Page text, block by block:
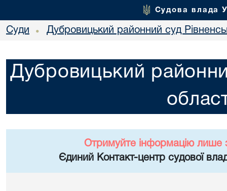
Судова влада
Суди • Дубровицький районний суд
Дубровицький
Отримуйте інформацію лише
Єдиний Контакт-центр судової